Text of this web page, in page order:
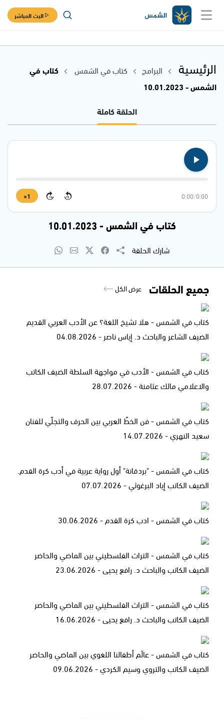
البث المباشر
الرئيسية البرامج كتاب في الشمس
كتاب في
الشمس - 10.01.2023
الحلقة كاملة
0:00
/
0:00
15
15
1×
كتاب في الشمس - 10.01.2023
شارك الحلقة
جميع الحلقات عرض الكل
كتاب في الشمس - هلا تشيخ اللغة؟ عن الأدب العربي القديم
الضيف الشاعر والباحث د. إياس ناصر - 04.08.2026
كتاب في الشمس - الأدب في مواجهة السلطة الضيف الكاتب
والاعلامي مالك عثامنة - 28.07.2026
كتاب في الشمس - فن الخطّ العربي بين الحرف والتجلّي للفنان
سعيد النهري - 14.07.2026
كتاب في الشمس - "بردقانة" أول رواية عربية في أدب كرة القدم.
الضيف الكاتب إياد البرغوثي - 07.07.2026
كتاب في الشمس - ادب كرة القدم - 30.06.2026
كتاب في الشمس - التراث الفلسطيني بين الماضي والحاضر
الضيف الكاتب والباحث د. رافع يحيى - 23.06.2026
كتاب في الشمس - التراث الفلسطيني بين الماضي والحاضر
الضيف الكاتب والباحث د. رافع يحيى - 16.06.2026
كتاب في الشمس - عالَم أطفالنا اللغوي بين الماضي والحاضر
الضيف الكاتب والتروي وسيم الكردي - ‎09.06.2026